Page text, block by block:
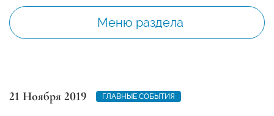
Меню раздела
21 Ноября 2019 ГЛАВНЫЕ СОБЫТИЯ